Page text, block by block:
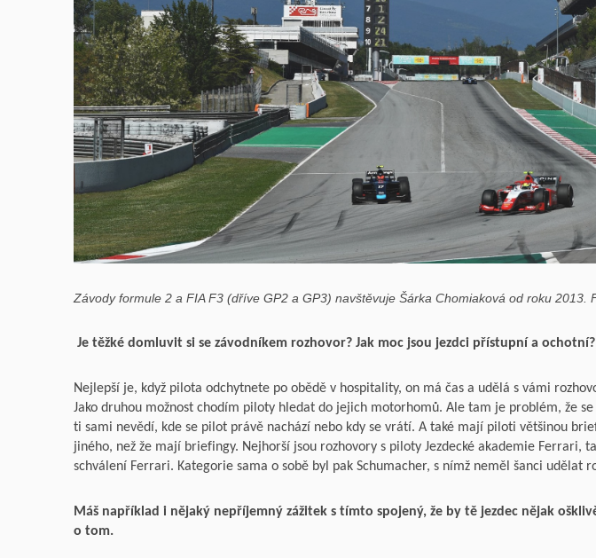
Závody formule 2 a FIA F3 (dříve GP2 a GP3) navštěvuje Šárka Chomiaková od roku 2013.
Je těžké domluvit si se závodníkem rozhovor? Jak moc jsou jezdci přístupní a ochotní?
Nejlepší je, když pilota odchytnete po obědě v hospitality, on má čas a udělá s vámi
Jako druhou možnost chodím piloty hledat do jejich motorhomů. Ale tam je problém, že
ti sami nevědí, kde se pilot právě nachází nebo kdy se vrátí. A také mají piloti většinou
jiného, než že mají briefingy. Nejhorší jsou rozhovory s piloty Jezdecké akademie Ferrari,
schválení Ferrari. Kategorie sama o sobě byl pak Schumacher, s nímž neměl šanci udělat
Máš například i nějaký nepříjemný zážitek s tímto spojený, že by tě jezdec nějak
o tom.